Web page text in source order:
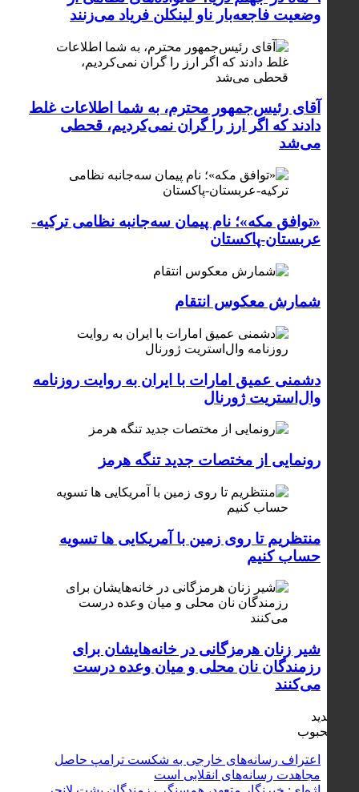
وضعیت فاجعه‌بار ناو لینکلن فریاد می‌زنند
آقای رئیس‌جمهور محترم، به شما اطلاعات غلط
دادند که اگر ارز را گران نمی‌کردیم، قحطی
می‌شد
«توافق مکه»؛ نام پیمان سه‌جانبه نظامی ترکیه-
عربستان-پاکستان
شمارش معکوس انتقام
دشمنی عمیق امارات با ایران به روایت روزنامه
وال‌استریت ژورنال
رونمایی از مختصات جدید تنگه هرمز
منتظریم تا روی زمین با آمریکایی ها تسویه
حساب کنیم
شیر زنان هرمزگانی در خانه‌هایشان برای
رزمندگان نان محلی و میان وعده درست
می‌کنند
جدید
محبوب
اعتراف رسانه‌های خارجی به شکست ترامپ حاصل
مجاهدت رسانه‌های انقلابی است